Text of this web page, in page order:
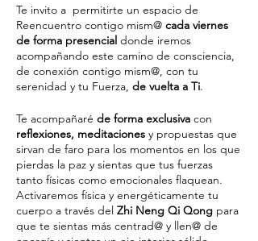
Te invito a permitirte un espacio de
Reencuentro contigo mism@ cada viernes
de forma presencial donde iremos
acompañando este camino de consciencia,
de conexión contigo mism@, con tu
serenidad y tu Fuerza, de vuelta a Ti.
Te acompañaré de forma exclusiva con
reflexiones, meditaciones y propuestas que
sirvan de faro para los momentos en los que
pierdas la paz y sientas que tus fuerzas
tanto físicas como emocionales flaquean.
Activaremos física y energéticamente tu
cuerpo a través del Zhi Neng Qi Qong para
que te sientas más centrad@ y llen@ de